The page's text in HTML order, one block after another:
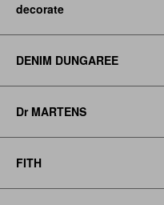
decorate
DENIM DUNGAREE
Dr MARTENS
FITH